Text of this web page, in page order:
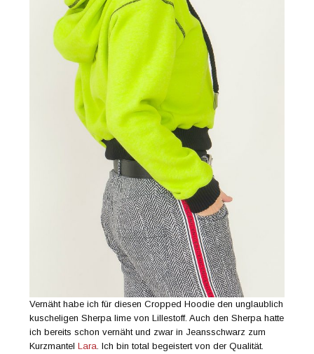
Vernäht habe ich für diesen Cropped Hoodie den unglaublich
kuscheligen Sherpa lime von Lillestoff. Auch den Sherpa hatte
ich bereits schon vernäht und zwar in Jeansschwarz zum
KurzmantelLara. Ich bin total begeistert von der Qualität.